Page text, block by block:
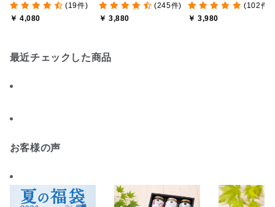
【ポイントキャンペーン
実施中】【のし・ラッピ
(19件)
￥ 4,080
しゃけめんたい入り【送
料込/沖縄県送料別途】
(245件)
￥ 3,880
途】【化粧箱包装付/オン
ライン限定】
(102件)
￥ 3,980
最近チェックした商品
お客様の声